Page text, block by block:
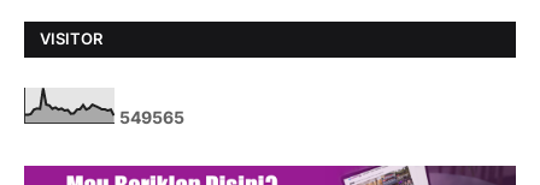
VISITOR
549565